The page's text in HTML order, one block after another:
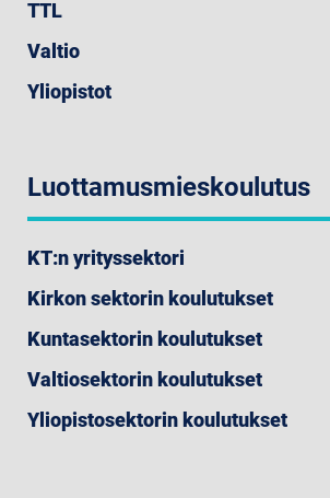
TTL
Valtio
Yliopistot
Luottamusmieskoulutus
KT:n yrityssektori
Kirkon sektorin koulutukset
Kuntasektorin koulutukset
Valtiosektorin koulutukset
Yliopistosektorin koulutukset